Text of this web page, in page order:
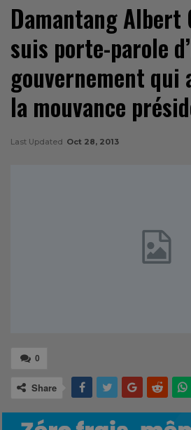
Damantang Albert
suis porte-parole
gouvernement qui
la mouvance
Last Updated Oct 28, 2013
0
Share